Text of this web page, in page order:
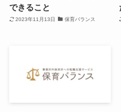
できること
2023年11月13日 保育バランス